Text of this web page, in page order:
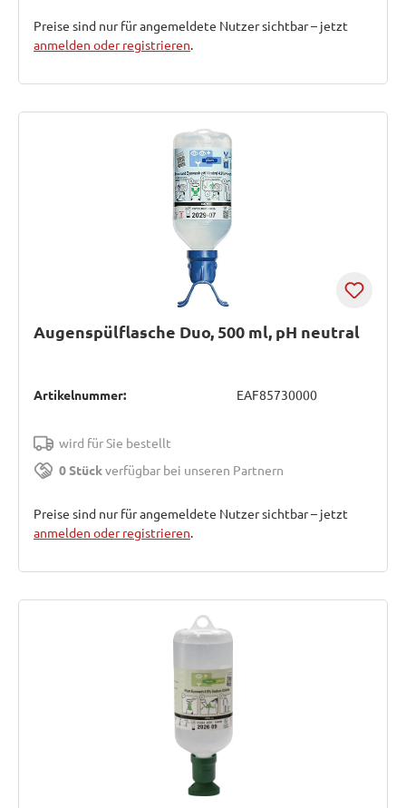
Preise sind nur für angemeldete Nutzer sichtbar – jetzt
anmelden oder registrieren.
Augenspülflasche Duo, 500 ml, pH neutral
Artikelnummer: EAF85730000
wird für Sie bestellt
0 Stückverfügbar bei unseren Partnern
Preise sind nur für angemeldete Nutzer sichtbar – jetzt
anmelden oder registrieren.